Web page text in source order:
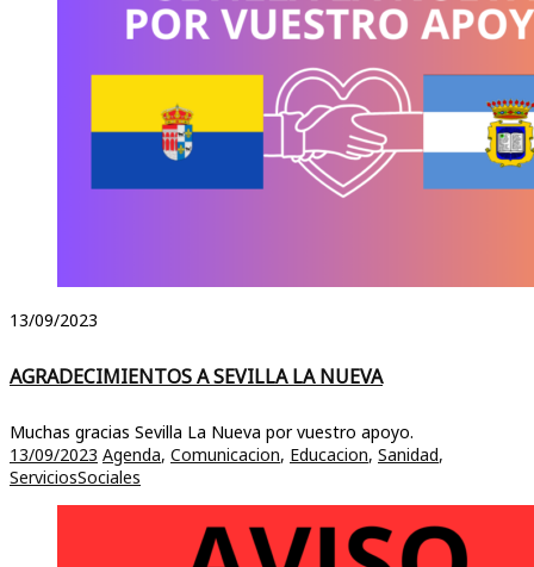
13/09/2023
AGRADECIMIENTOS A SEVILLA LA NUEVA
Muchas gracias Sevilla La Nueva por vuestro apoyo.
13/09/2023 Agenda, Comunicacion, Educacion, Sanidad,
ServiciosSociales